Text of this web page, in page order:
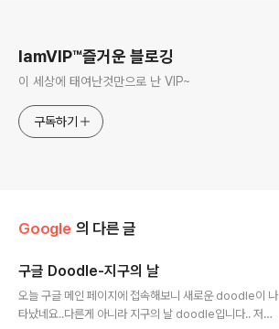
IamVIP™즐거운 블로깅
이 세상에 태여난것만으로 난 VIP~
구독하기
Google 의 다른 글
구글 Doodle-지구의 날
오늘 구글 메인 페이지에 접속해보니 새로운 doodle이 나
타났네요..다른게 아니라 지구의 날 doodle입니다.. 저는